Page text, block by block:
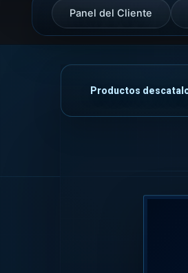
Panel del Cliente
Productos